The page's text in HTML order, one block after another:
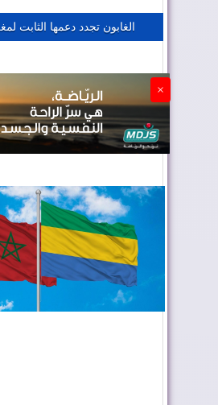
الغابون تجدد دعمها الثابت
×